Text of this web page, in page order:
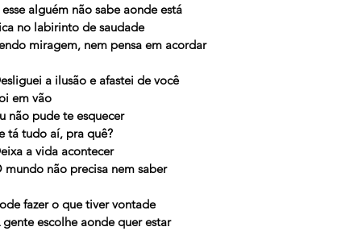
esse alguém não sabe aonde está
no labirinto de saudade
miragem, nem pensa em acordar
a ilusão e afastei de você
em vão
não pude te esquecer
tá tudo aí, pra quê?
a vida acontecer
mundo não precisa nem saber
fazer o que tiver vontade
gente escolhe aonde quer estar